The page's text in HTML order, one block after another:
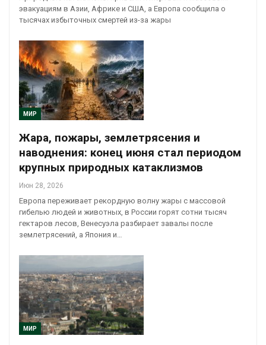
эвакуациям в Азии, Африке и США, а Европа сообщила о
тысячах избыточных смертей из-за жары
МИР
Жара, пожары, землетрясения и
наводнения: конец июня стал периодом
крупных природных катаклизмов
Июн 28, 2026
Европа переживает рекордную волну жары с массовой
гибелью людей и животных, в России горят сотни тысяч
гектаров лесов, Венесуэла разбирает завалы после
землетрясений, а Япония и…
МИР